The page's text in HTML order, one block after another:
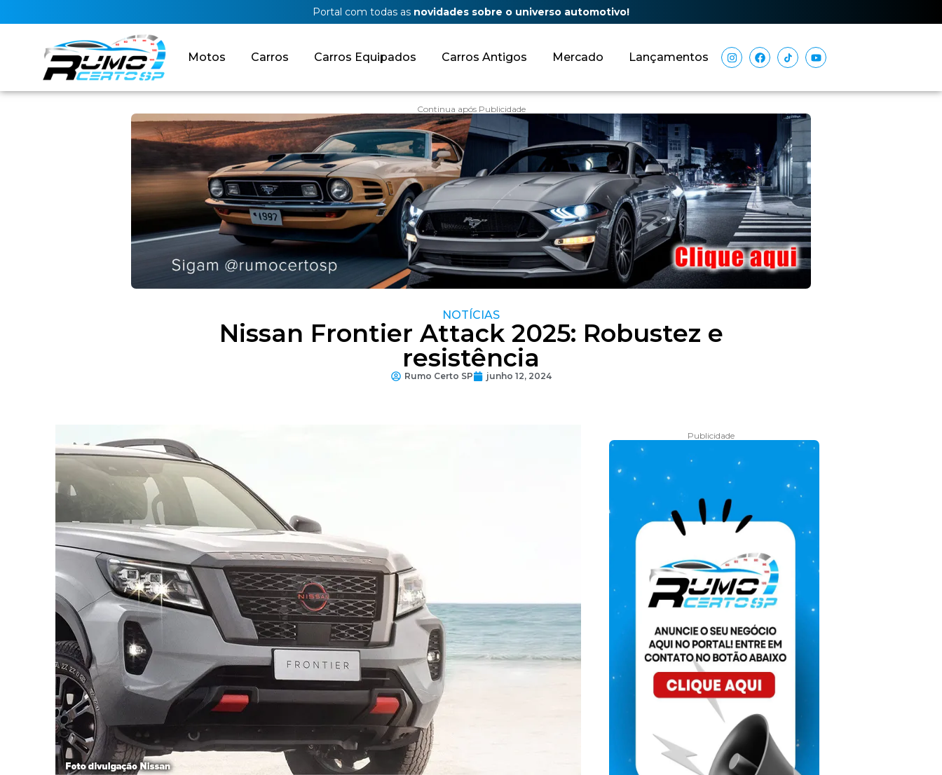
Portal com todas as novidades sobre o universo automotivo!
Motos Carros Carros Equipados Carros Antigos Mercado Lançamentos
Continua após Publicidade
NOTÍCIAS
Nissan Frontier Attack 2025: Robustez e
resistência
Rumo Certo SP junho 12, 2024
Publicidade